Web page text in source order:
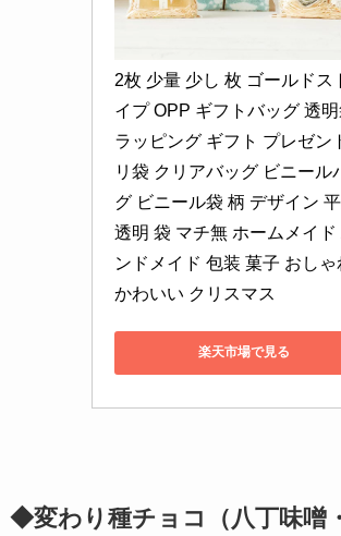
2枚 少量 少し 枚 ゴールドス
イプ OPP ギフトバッグ 透
ラッピング ギフト プレゼン
リ袋 クリアバッグ ビニール
グ ビニール袋 柄 デザイン
透明 袋 マチ無 ホームメイド
ンドメイド 包装 菓子 おしゃ
かわいい クリスマス
楽天市場で見る
◆変わり種チョコ（八丁味噌